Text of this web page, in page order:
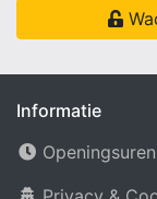
Informatie
Openingsuren